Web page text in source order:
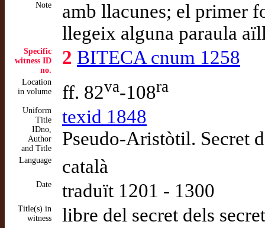
Note
amb llacunes; el primer
llegeix alguna paraula
Specific
witness ID
no.
2 BITECA cnum 1258
Location
in volume
ff. 82va-108ra
Uniform
Title
IDno,
Author
and Title
texid 1848
Pseudo-Aristòtil. Secret
Language català
Date traduït 1201 - 1300
Title(s) in
witness
libre del secret dels